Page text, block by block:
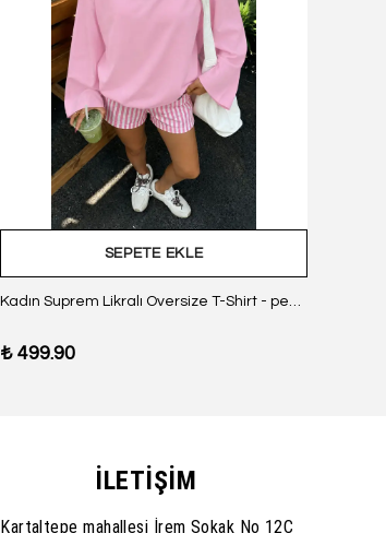
SEPETE EKLE
Kadın Suprem Likralı Oversize T-Shirt - pembe
₺ 499.90
İLETİŞİM
Kartaltepe mahallesi İrem Sokak No 12C